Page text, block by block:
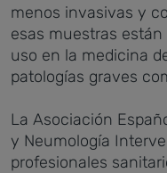
menos invasivas y
esas muestras
uso en la medicina
patologías graves
La Asociación
y Neumología
profesionales